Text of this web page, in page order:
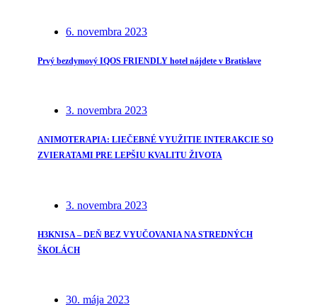
6. novembra 2023
Prvý bezdymový IQOS FRIENDLY hotel nájdete v Bratislave
3. novembra 2023
ANIMOTERAPIA: LIEČEBNÉ VYUŽITIE INTERAKCIE SO
ZVIERATAMI PRE LEPŠIU KVALITU ŽIVOTA
3. novembra 2023
H3KNISA – DEŇ BEZ VYUČOVANIA NA STREDNÝCH
ŠKOLÁCH
30. mája 2023